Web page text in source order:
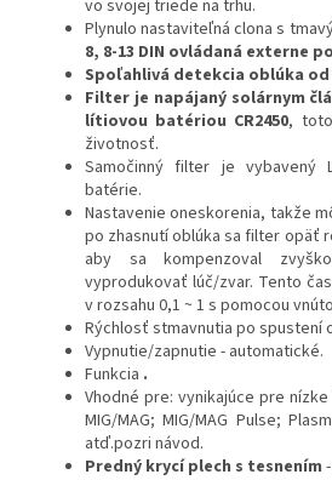
vo svojej triede na trhu.
Plynulo nastaviteľná clona s
8, 8-13 DIN ovládaná externe
Spoľahlivá detekcia oblúka od
Filter je napájaný solárnym
lítiovou batériou CR2450,
životnosť.
Samočinný filter je vybavený
batérie.
Nastavenie oneskorenia, takže
po zhasnutí oblúka sa filter opäť
aby sa kompenzoval
vyprodukovať lúč/zvar. Tento
v rozsahu 0,1 ~ 1 s pomocou
Rýchlosť stmavnutia po spustení
Vypnutie/zapnutie - automatické.
Funkcia .
Vhodné pre: vynikajúce pre nízke
MIG/MAG; MIG/MAG Pulse;
atď.pozri návod.
Predný krycí plech s tesnením